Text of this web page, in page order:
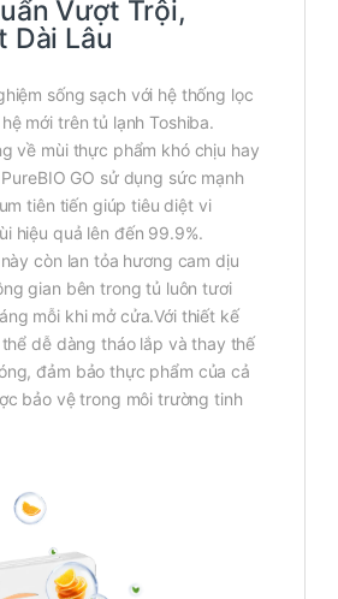
Vượt Trội,
Dài Lâu
sống sạch với hệ thống lọc
mới trên tủ lạnh Toshiba.
về mùi thực phẩm khó chịu hay
GO sử dụng sức mạnh
tiên tiến giúp tiêu diệt vi
hiệu quả lên đến 99.9%.
còn lan tỏa hương cam dịu
gian bên trong tủ luôn tươi
mỗi khi mở cửa.Với thiết kế
dễ dàng tháo lắp và thay thế
đảm bảo thực phẩm của cả
bảo vệ trong môi trường tinh